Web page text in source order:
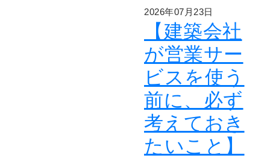
2026年07月23日
【建築会社
が営業サー
ビスを使う
前に、必ず
考えておき
たいこと】